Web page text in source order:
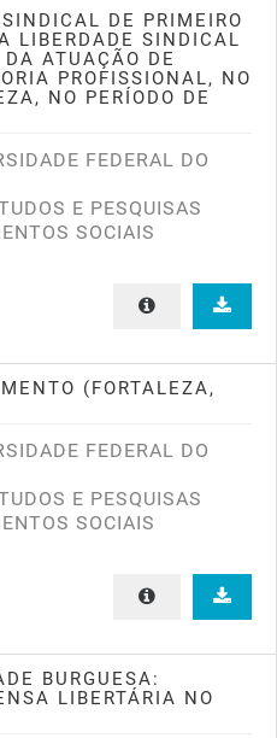
DE PRIMEIRO
LIBERDADE SINDICAL
ATUAÇÃO DE
PROFISSIONAL, NO
NO PERÍODO DE
FEDERAL DO
E PESQUISAS
SOCIAIS
(FORTALEZA,
FEDERAL DO
E PESQUISAS
SOCIAIS
BURGUESA:
LIBERTÁRIA NO